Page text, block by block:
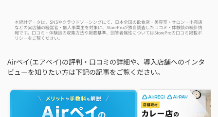
本統計データは、SNSやクラウドソーシングにて、日本全国の飲食店・美容室・サロン・小売店
などの実店舗の経営者・個人事業主を対象に、StoreProが独自調査した口コミ・体験談の統計情
報です。口コミ・体験談の収集方法や掲載基準、回答者属性についてはStoreProの口コミ掲載ポ
リシーをご覧ください。
Airペイ(エアペイ)の評判・口コミの詳細や、導入店舗へのインタ
ビューを知りたい方は下記の記事をご覧ください。